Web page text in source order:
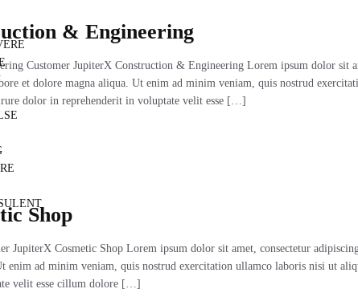
& Engineering
Customer JupiterX Construction & Engineering Lorem ipsum dolor sit
et dolore magna aliqua. Ut enim ad minim veniam, quis nostrud
dolor in reprehenderit in voluptate velit esse […]
Shop
JupiterX Cosmetic Shop Lorem ipsum dolor sit amet, consectetur
enim ad minim veniam, quis nostrud exercitation ullamco laboris nisi ut
velit esse cillum dolore […]